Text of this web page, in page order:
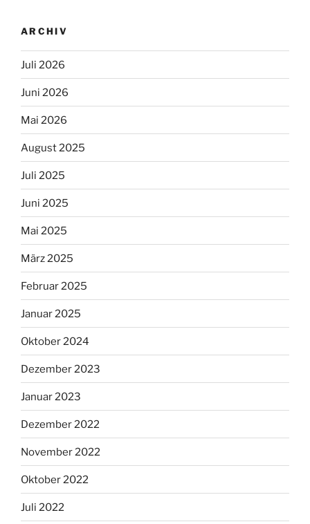
ARCHIV
Juli 2026
Juni 2026
Mai 2026
August 2025
Juli 2025
Juni 2025
Mai 2025
März 2025
Februar 2025
Januar 2025
Oktober 2024
Dezember 2023
Januar 2023
Dezember 2022
November 2022
Oktober 2022
Juli 2022